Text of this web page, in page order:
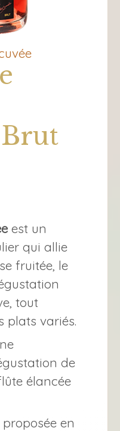
Brut
est un
qui allie
fruitée, le
tout
plats variés.
de
élancée
proposée en